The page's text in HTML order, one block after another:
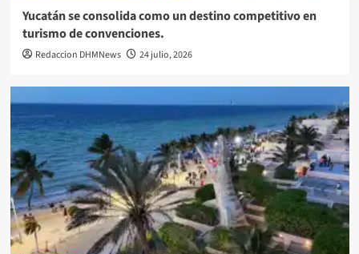
Yucatán se consolida como un destino competitivo en
turismo de convenciones.
Redaccion DHMNews 24 julio, 2026